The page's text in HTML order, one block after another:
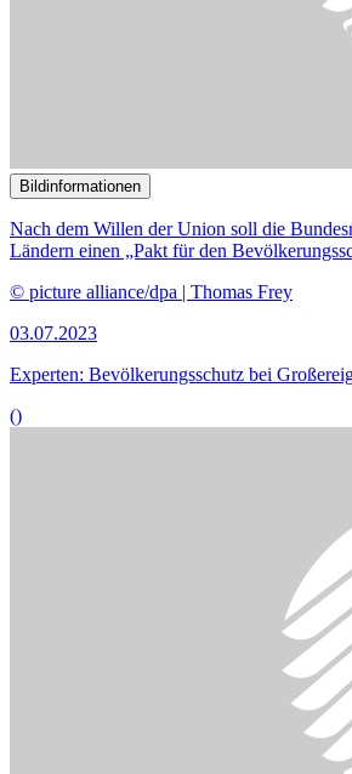
Bildinformationen
Nach dem Willen der Union soll die
Ländern einen „Pakt für den
© picture alliance/dpa | Thomas Frey
03.07.2023
Experten: Bevölkerungsschutz bei
()